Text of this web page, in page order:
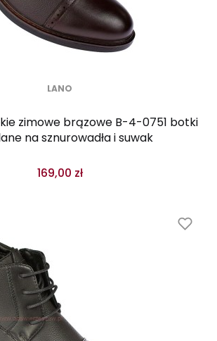
LANO
zimowe brązowe B-4-0751 botki
na sznurowadła i suwak
169,00 zł